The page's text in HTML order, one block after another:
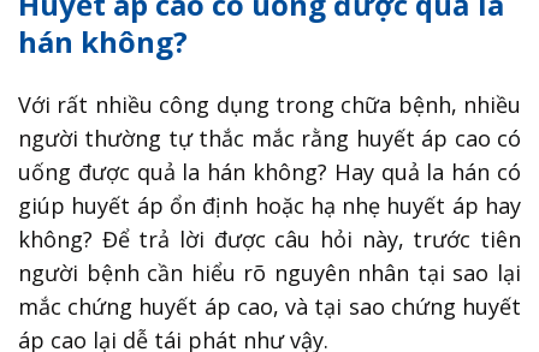
hán không?
Với rất nhiều công dụng trong chữa bệnh, nhiều
người thường tự thắc mắc rằng huyết áp cao có
uống được quả la hán không? Hay quả la hán có
giúp huyết áp ổn định hoặc hạ nhẹ huyết áp hay
không? Để trả lời được câu hỏi này, trước tiên
người bệnh cần hiểu rõ nguyên nhân tại sao lại
mắc chứng huyết áp cao, và tại sao chứng huyết
áp cao lại dễ tái phát như vậy.